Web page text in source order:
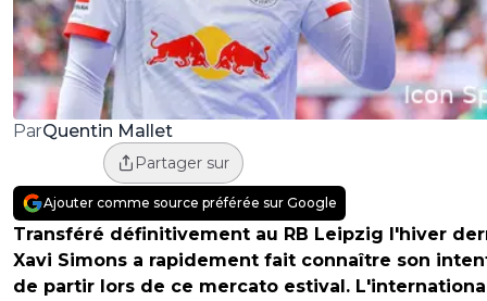
ParQuentin Mallet
Partager sur
Ajouter comme source préférée sur Google
Transféré définitivement au RB Leipzig l'hiver
Xavi Simons a rapidement fait connaître son
de partir lors de ce mercato estival.